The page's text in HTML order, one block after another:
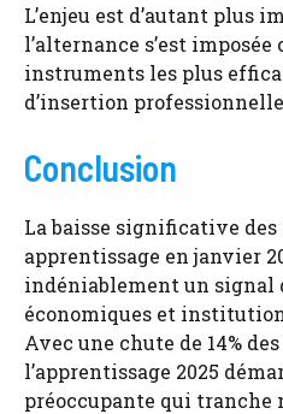
L’enjeu est d’autant plus
l’alternance s’est imposée
instruments les plus
d’insertion
Conclusion
La baisse significative des
apprentissage en janvier
indéniablement un signal
économiques et
Avec une chute de 14%
l’apprentissage 2025
préoccupante qui tranche